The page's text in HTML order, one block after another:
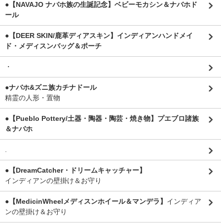
●【NAVAJO ナバホ族の生誕記念】ベビーモカシン＆ナバホド
ール
●【DEER SKIN/鹿革ディアスキン】インディアンハンドメイ
ド・メディスンバッグ＆ポーチ
・
●ナバホ&ズニ族カチナドール
精霊の人形・置物
●【Pueblo Pottery/土器・陶器・陶芸・焼き物】プエブロ諸族
＆ナバホ
●【DreamCatcher・ドリームキャッチャー】
インディアンの壁掛け＆お守り
●【MedicinWheelメディスンホイール＆マンデラ】 インディア
ンの壁掛け＆お守り